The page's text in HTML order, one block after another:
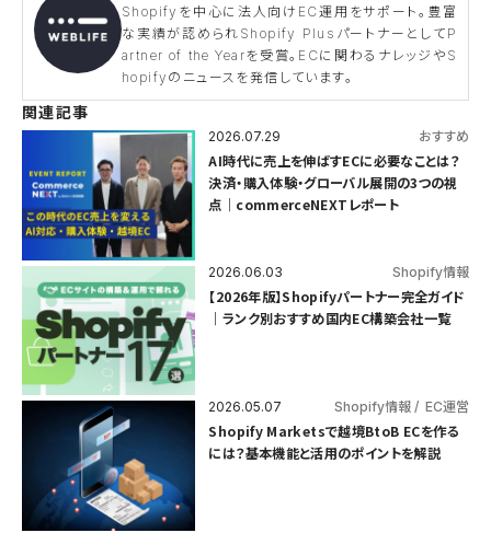
Shopifyを中心に法人向けEC運用をサポート。豊富
な実績が認められShopify PlusパートナーとしてP
artner of the Yearを受賞。ECに関わるナレッジやS
hopifyのニュースを発信しています。
関連記事
2026.07.29 おすすめ
AI時代に売上を伸ばすECに必要なことは？
決済・購入体験・グローバル展開の3つの視
点｜commerceNEXTレポート
2026.06.03 Shopify情報
【2026年版】Shopifyパートナー完全ガイド
｜ランク別おすすめ国内EC構築会社一覧
2026.05.07 Shopify情報 EC運営
Shopify Marketsで越境BtoB ECを作る
には？基本機能と活用のポイントを解説